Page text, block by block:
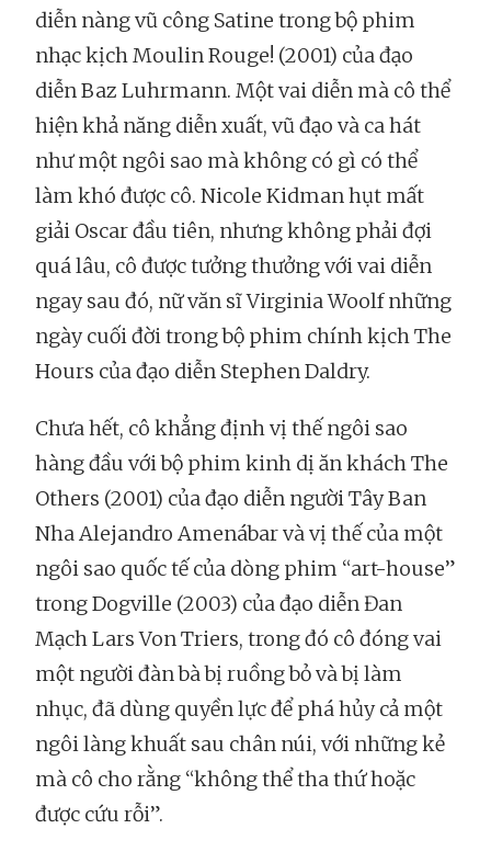
diễn nàng vũ công Satine trong bộ phim
nhạc kịch Moulin Rouge! (2001) của đạo
diễn Baz Luhrmann. Một vai diễn mà cô thể
hiện khả năng diễn xuất, vũ đạo và ca hát
như một ngôi sao mà không có gì có thể
làm khó được cô. Nicole Kidman hụt mất
giải Oscar đầu tiên, nhưng không phải đợi
quá lâu, cô được tưởng thưởng với vai diễn
ngay sau đó, nữ văn sĩ Virginia Woolf những
ngày cuối đời trong bộ phim chính kịch The
Hours của đạo diễn Stephen Daldry.
Chưa hết, cô khẳng định vị thế ngôi sao
hàng đầu với bộ phim kinh dị ăn khách The
Others (2001) của đạo diễn người Tây Ban
Nha Alejandro Amenábar và vị thế của một
ngôi sao quốc tế của dòng phim “art-house”
trong Dogville (2003) của đạo diễn Đan
Mạch Lars Von Triers, trong đó cô đóng vai
một người đàn bà bị ruồng bỏ và bị làm
nhục, đã dùng quyền lực để phá hủy cả một
ngôi làng khuất sau chân núi, với những kẻ
mà cô cho rằng “không thể tha thứ hoặc
được cứu rỗi”.